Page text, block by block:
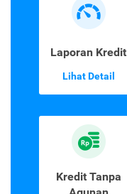
Laporan Kredit
Lihat Detail
Kredit Tanpa